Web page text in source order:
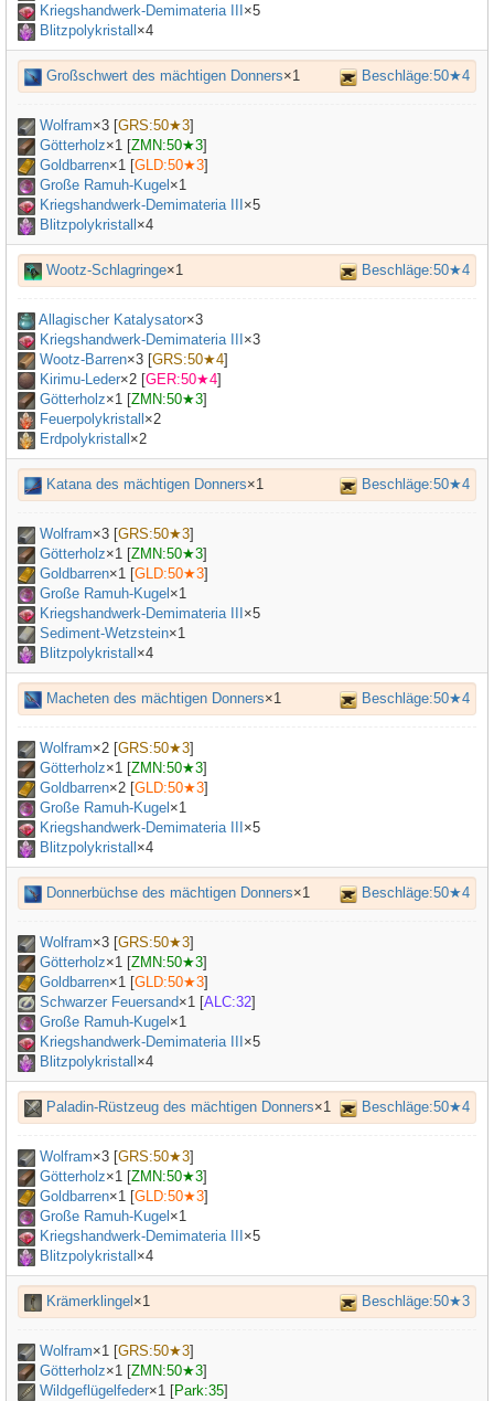
Kriegshandwerk-Demimateria III ×5
Blitzpolykristall ×4
Großschwert des mächtigen Donners×1 Beschläge:50★4
Wolfram×3 [GRS:50★3]
Götterholz×1 [ZMN:50★3]
Goldbarren×1 [GLD:50★3]
Große Ramuh-Kugel ×1
Kriegshandwerk-Demimateria III ×5
Blitzpolykristall ×4
Wootz-Schlagringe×1 Beschläge:50★4
Allagischer Katalysator×3
Kriegshandwerk-Demimateria III ×3
Wootz-Barren×3 [GRS:50★4]
Kirimu-Leder×2 [GER:50★4]
Götterholz×1 [ZMN:50★3]
Feuerpolykristall ×2
Erdpolykristall ×2
Katana des mächtigen Donners×1 Beschläge:50★4
Wolfram×3 [GRS:50★3]
Götterholz×1 [ZMN:50★3]
Goldbarren×1 [GLD:50★3]
Große Ramuh-Kugel ×1
Kriegshandwerk-Demimateria III ×5
Sediment-Wetzstein×1
Blitzpolykristall ×4
Macheten des mächtigen Donners×1 Beschläge:50★4
Wolfram×2 [GRS:50★3]
Götterholz×1 [ZMN:50★3]
Goldbarren×2 [GLD:50★3]
Große Ramuh-Kugel ×1
Kriegshandwerk-Demimateria III ×5
Blitzpolykristall ×4
Donnerbüchse des mächtigen Donners×1 Beschläge:50★4
Wolfram×3 [GRS:50★3]
Götterholz×1 [ZMN:50★3]
Goldbarren×1 [GLD:50★3]
Schwarzer Feuersand×1 [ALC:32]
Große Ramuh-Kugel ×1
Kriegshandwerk-Demimateria III ×5
Blitzpolykristall ×4
Paladin-Rüstzeug des mächtigen Donners×1 Beschläge:50★4
Wolfram×3 [GRS:50★3]
Götterholz×1 [ZMN:50★3]
Goldbarren×1 [GLD:50★3]
Große Ramuh-Kugel ×1
Kriegshandwerk-Demimateria III ×5
Blitzpolykristall ×4
Krämerklingel ×1 Beschläge:50★3
Wolfram×1 [GRS:50★3]
Götterholz×1 [ZMN:50★3]
Wildgeflügelfeder×1 [Park:35]